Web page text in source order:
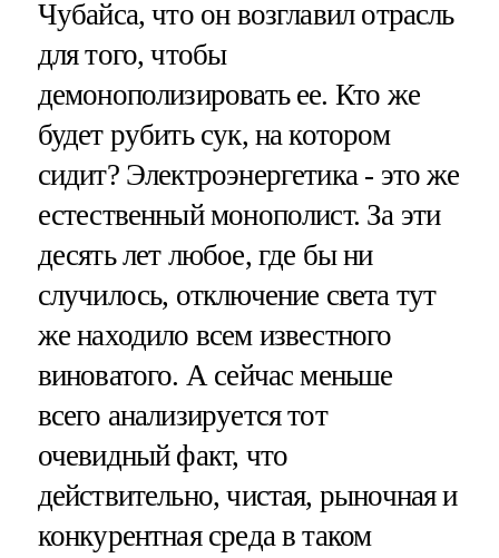
Чубайса, что он возглавил отрасль
для того, чтобы
демонополизировать ее. Кто же
будет рубить сук, на котором
сидит? Электроэнергетика - это же
естественный монополист. За эти
десять лет любое, где бы ни
случилось, отключение света тут
же находило всем известного
виноватого. А сейчас меньше
всего анализируется тот
очевидный факт, что
действительно, чистая, рыночная и
конкурентная среда в таком